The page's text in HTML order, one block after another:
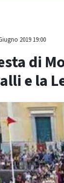
2019 19:00
di
e la